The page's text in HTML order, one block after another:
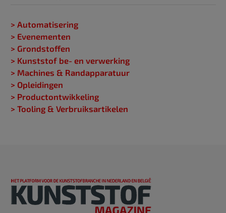
> Automatisering
> Evenementen
> Grondstoffen
> Kunststof be- en verwerking
> Machines & Randapparatuur
> Opleidingen
> Productontwikkeling
> Tooling & Verbruiksartikelen